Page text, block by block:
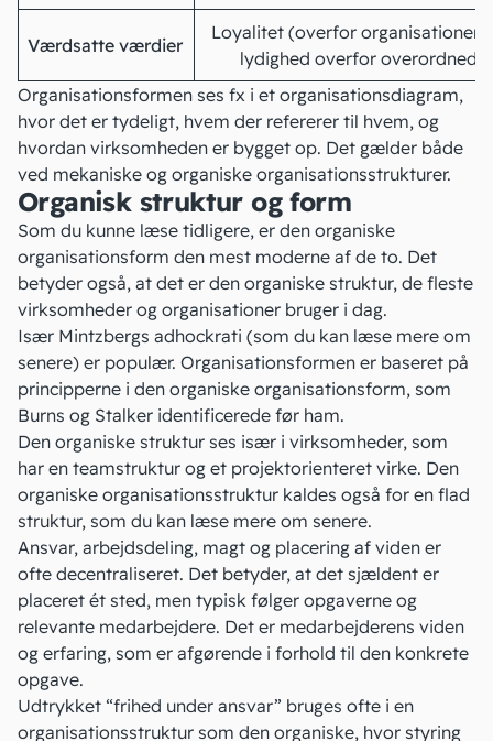
Værdsatte værdier
Loyalitet (overfor organisationen)
lydighed overfor overordnede
Organisationsformen ses fx i et organisationsdiagram,
hvor det er tydeligt, hvem der refererer til hvem, og
hvordan virksomheden er bygget op. Det gælder både
ved mekaniske og organiske organisationsstrukturer.
Organisk struktur og form
Som du kunne læse tidligere, er den organiske
organisationsform den mest moderne af de to. Det
betyder også, at det er den organiske struktur, de fleste
virksomheder og organisationer bruger i dag.
Især Mintzbergs adhockrati (som du kan læse mere om
senere) er populær. Organisationsformen er baseret på
principperne i den organiske organisationsform, som
Burns og Stalker identificerede før ham.
Den organiske struktur ses især i virksomheder, som
har en teamstruktur og et projektorienteret virke. Den
organiske organisationsstruktur kaldes også for en flad
struktur, som du kan læse mere om senere.
Ansvar, arbejdsdeling, magt og placering af viden er
ofte decentraliseret. Det betyder, at det sjældent er
placeret ét sted, men typisk følger opgaverne og
relevante medarbejdere. Det er medarbejderens viden
og erfaring, som er afgørende i forhold til den konkrete
opgave.
Udtrykket “frihed under ansvar” bruges ofte i en
organisationsstruktur som den organiske, hvor styring